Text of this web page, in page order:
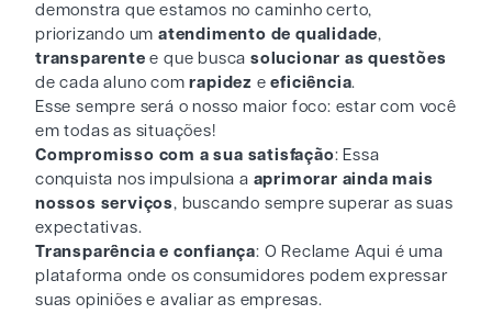
demonstra que estamos no caminho certo,
priorizando umatendimento de qualidade,
transparente e que buscasolucionar as questões
de cada aluno comrapidez eeficiência.
Esse sempre será o nosso maior foco: estar com você
em todas as situações!
Compromisso com a sua satisfação: Essa
conquista nos impulsiona a aprimorar ainda mais
nossos serviços, buscando sempre superar as suas
expectativas.
Transparência e confiança: O Reclame Aqui é uma
plataforma onde os consumidores podem expressar
suas opiniões e avaliar as empresas.